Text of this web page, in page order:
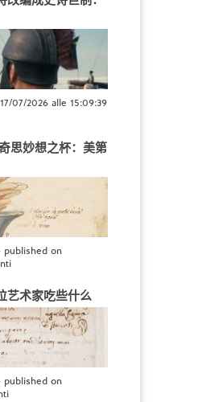
07/2026 alle 15:09:39
思妙想之杯：美第
published on
艺术家吃些什么
published on